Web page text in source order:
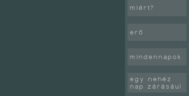
miért?
erő
mindennapok
egy nehéz
nap zárásául